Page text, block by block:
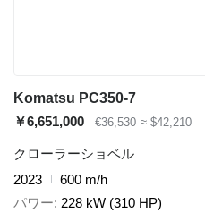
Komatsu PC350-7
￥6,651,000
€36,530 ≈ $42,210
クローラーショベル
2023
600 m/h
パワー 228 kW (310 HP)